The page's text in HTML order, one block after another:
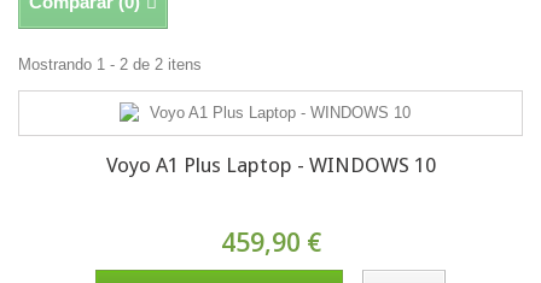
Mostrando 1 - 2 de 2 itens
Voyo A1 Plus Laptop - WINDOWS 10
459,90 €